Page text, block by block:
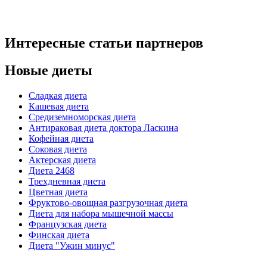
Интересные статьи партнеров
Новые диеты
Сладкая диета
Кашевая диета
Средиземноморская диета
Антираковая диета доктора Ласкина
Кофейная диета
Соковая диета
Актерская диета
Диета 2468
Трехдневная диета
Цветная диета
Фруктово-овощная разгрузочная диета
Диета для набора мышечной массы
Французская диета
Финская диета
Диета "Ужин минус"